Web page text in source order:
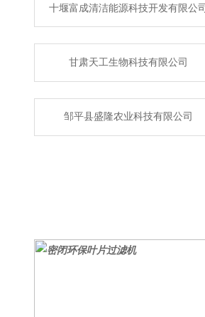
十堰富成清洁能源科技开发有限公司
甘肃天工生物科技有限公司
邹平县盛隆农业科技有限公司